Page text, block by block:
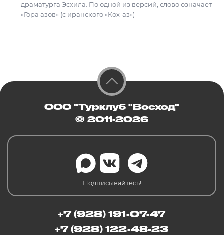
драматурга Эсхила. По одной из версий, слово означает
«Гора азов» (с иранского «Кох-аз»)
ООО "Турклуб "Восход"
© 2011-2026
Подписывайтесь!
+7 (928) 191-07-47
+7 (928) 122-48-23